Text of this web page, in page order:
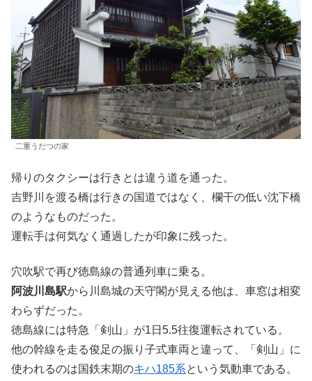
二重うだつの家
帰りのタクシーは行きとは違う道を通った。
吉野川を渡る橋は行きの国道ではなく、欄干の低い沈下橋
のようなものだった。
運転手は何気なく通過したが印象に残った。
穴吹駅で再び徳島線の普通列車に乗る。
阿波川島駅から川島城の天守閣が見える他は、車窓は相変
わらずだった。
徳島線には特急「剣山」が1日5.5往復運転されている。
他の幹線を走る俊足の振り子式車両と違って、「剣山」に
使われるのは国鉄末期のキハ185系という気動車である。